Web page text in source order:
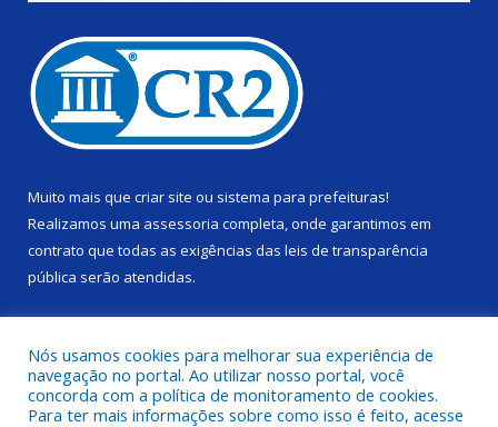
Muito mais que criar site ou sistema para prefeituras!
Realizamos uma assessoria completa, onde garantimos em
contrato que todas as exigências das leis de transparência
pública serão atendidas.
Nós usamos cookies para melhorar sua experiência de
navegação no portal. Ao utilizar nosso portal, você
concorda com a política de monitoramento de cookies.
Para ter mais informações sobre como isso é feito, acesse